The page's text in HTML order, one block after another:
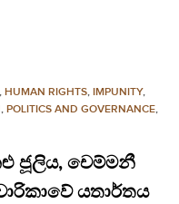
, HUMAN RIGHTS, IMPUNITY,
, POLITICS AND GOVERNANCE,
ජූලිය, චෙම්මනී
යතාර්තය